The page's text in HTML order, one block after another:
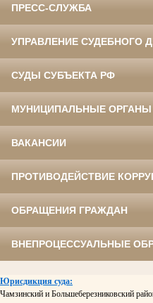
ПРЕСС-СЛУЖБА
УПРАВЛЕНИЕ СУДЕБНОГО
СУДЫ СУБЪЕКТА РФ
МУНИЦИПАЛЬНЫЕ ОРГАНЫ
ВАКАНСИИ
ПРОТИВОДЕЙСТВИЕ
ОБРАЩЕНИЯ ГРАЖДАН
ВНЕПРОЦЕССУАЛЬНЫЕ
Юрисдикция суда:
Чамзинский и Большеберезниковский